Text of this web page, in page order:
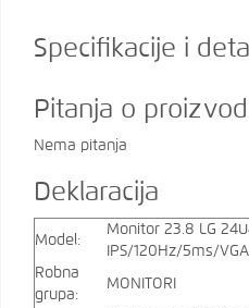
Specifikacije i
Pitanja o
Nema pitanja
Deklaracija
Model:
Monitor 23.8 LG
IPS/120Hz/5ms/
Robna
grupa:
MONITORI